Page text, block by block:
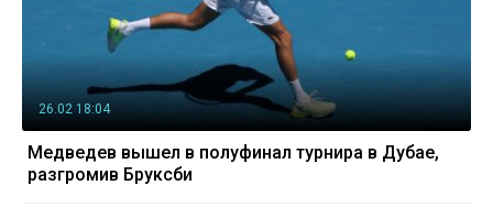
26.02 18:04
Медведев вышел в полуфинал турнира в Дубае,
разгромив Бруксби